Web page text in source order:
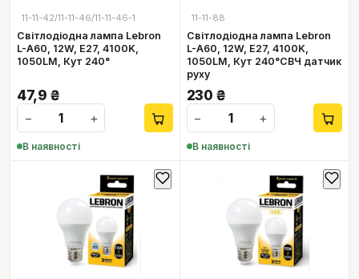
11-11-42/11-11-46/11-11-46-1
Світлодіодна лампа Lebron
L-A60, 12W, Е27, 4100K,
1050LM, Кут 240°
47,9 ₴
−
+
В наявності
11-11-88
Світлодіодна лампа Lebron
L-A60, 12W, Е27, 4100K,
1050LM, Кут 240°СВЧ датчик
руху
230 ₴
−
+
В наявності